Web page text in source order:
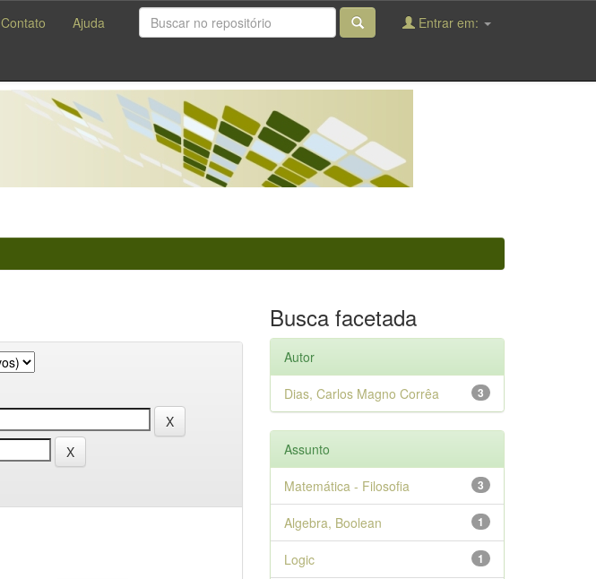
Contato Ajuda Entrar em:
Busca facetada
Autor
3
Dias, Carlos Magno Corrêa
Assunto
3
Matemática - Filosofia
1
Algebra, Boolean
1
Logic